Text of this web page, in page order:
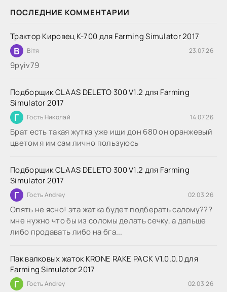
ПОСЛЕДНИЕ КОММЕНТАРИИ
Трактор Кировец К-700 для Farming Simulator 2017
В Вітя 23.07.26
9руіv79
Подборщик CLAAS DELETO 300 V1.2 для Farming
Simulator 2017
Г Гость Николай 14.07.26
Брат есть такая жутка уже ищи дон 680 он оранжевый
цветом я им сам лично пользуюсь
Подборщик CLAAS DELETO 300 V1.2 для Farming
Simulator 2017
Г Гость Andrey 02.03.26
Опять не ясно! эта жатка будет подберать салому???
мне нужно что бы из соломы делать сечку, а дальше
либо продавать либо на бга...
Пак валковых жаток KRONE RAKE PACK V1.0.0.0 для
Farming Simulator 2017
Г Гость Andrey 02.03.26